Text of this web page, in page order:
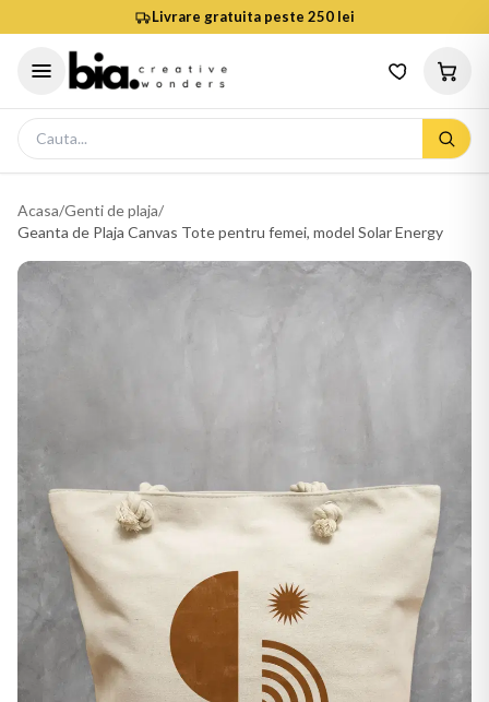
Livrare gratuita peste 250 lei
Acasa/Genti de plaja/
Geanta de Plaja Canvas Tote pentru femei, model Solar Energy